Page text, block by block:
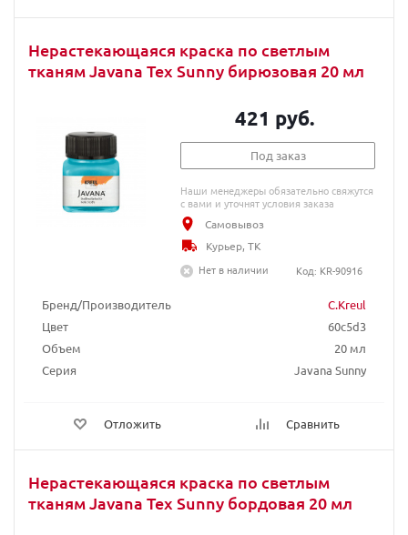
Нерастекающаяся краска по светлым
тканям Javana Tex Sunny бирюзовая 20 мл
Бренд/Производитель
C.Kreul
Цвет
60c5d3
Объем
20 мл
Серия
Javana Sunny
Отложить Сравнить
421 руб.
Под заказ
Наши менеджеры обязательно свяжутся
с вами и уточнят условия заказа
Самовывоз
Курьер, ТК
Нет в наличии
Код: KR-90916
Нерастекающаяся краска по светлым
тканям Javana Tex Sunny бордовая 20 мл